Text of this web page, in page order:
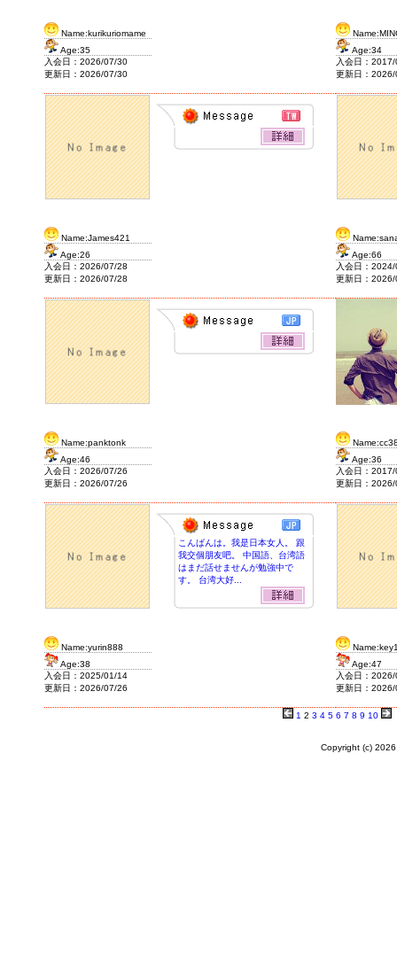
Name:kurikuriomame
Age:35
入会日：2026/07/30
更新日：2026/07/30
Age:34
入会日：
更新日：
Name:James421
Age:26
入会日：2026/07/28
更新日：2026/07/28
Age:66
入会日：
更新日：
Name:panktonk
Age:46
入会日：2026/07/26
更新日：2026/07/26
Age:36
入会日：
更新日：
Name:yurin888
Age:38
入会日：2025/01/14
更新日：2026/07/26
こんばんは。我是日本女人。 跟
我交個朋友吧。 中国語、台湾語
はまだ話せませんが勉強中で
す。 台湾大好...
Age:47
入会日：
更新日：
1 2 3 4 5 6 7 8 9 10
Copyright (c) 2026